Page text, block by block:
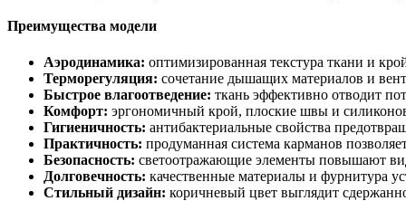
Преимущества модели
Аэродинамика: оптимизированная текстура ткани и
Терморегуляция: сочетание дышащих материалов и
Быстрое влагоотведение: ткань эффективно отводит пот
Комфорт: эргономичный крой, плоские швы и
Гигиеничность: антибактериальные свойства
Практичность: продуманная система карманов
Безопасность: светоотражающие элементы повышают
Долговечность: качественные материалы и фурнитура
Стильный дизайн: коричневый цвет выглядит